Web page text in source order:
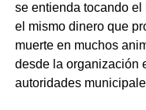
se entienda tocando
el mismo dinero que
muerte en muchos
desde la organización
autoridades